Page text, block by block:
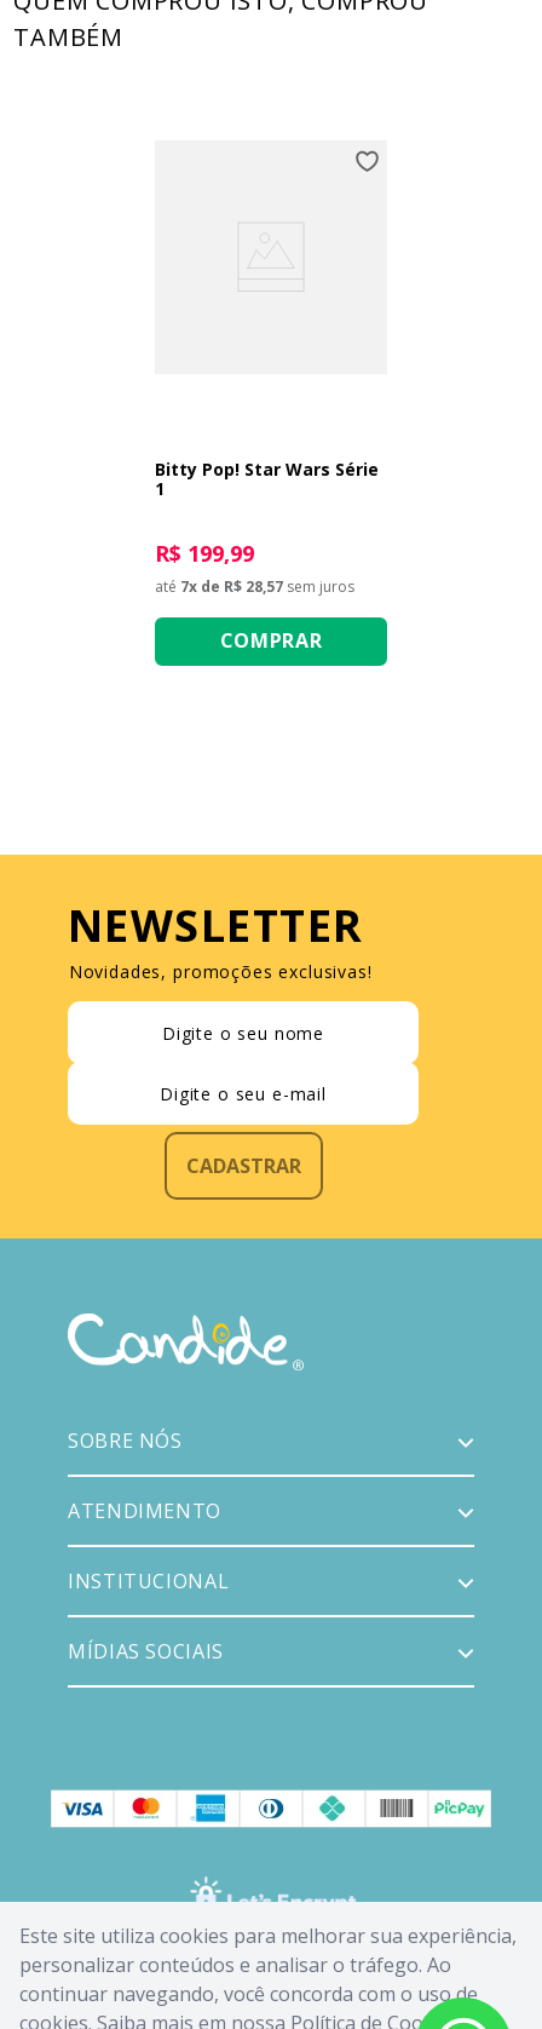
Este site utiliza cookies para melhorar sua experiência,
personalizar conteúdos e analisar o tráfego. Ao
continuar navegando, você concorda com o uso de
cookies. Saiba mais em nossa Política de Cookies.
TAMBÉM
Bitty Pop! Star Wars Série
1
R$ 199,99
até 7x de R$ 28,57 sem juros
COMPRAR
NEWSLETTER
Novidades, promoções exclusivas!
CADASTRAR
SOBRE NÓS
ATENDIMENTO
INSTITUCIONAL
MÍDIAS SOCIAIS